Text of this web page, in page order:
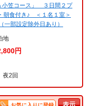
小笠コース」 ３日間２プ
食付き♪ ＜１名１室＞
部設定除外日あり）
地
円
夜2回